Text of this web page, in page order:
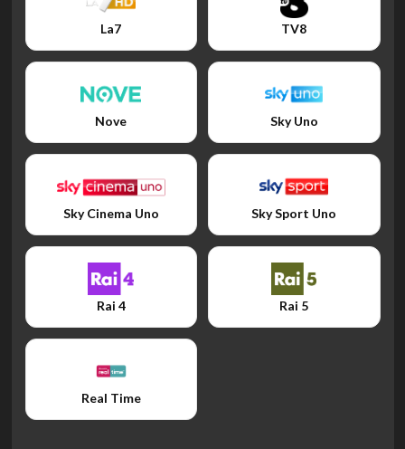
La7 TV8
Nove Sky Uno
Sky Cinema Uno Sky Sport Uno
Rai 4 Rai 5
Real Time